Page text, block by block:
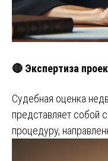
🔴 Экспертиза
Судебная оценка
представляет собой
процедуру,